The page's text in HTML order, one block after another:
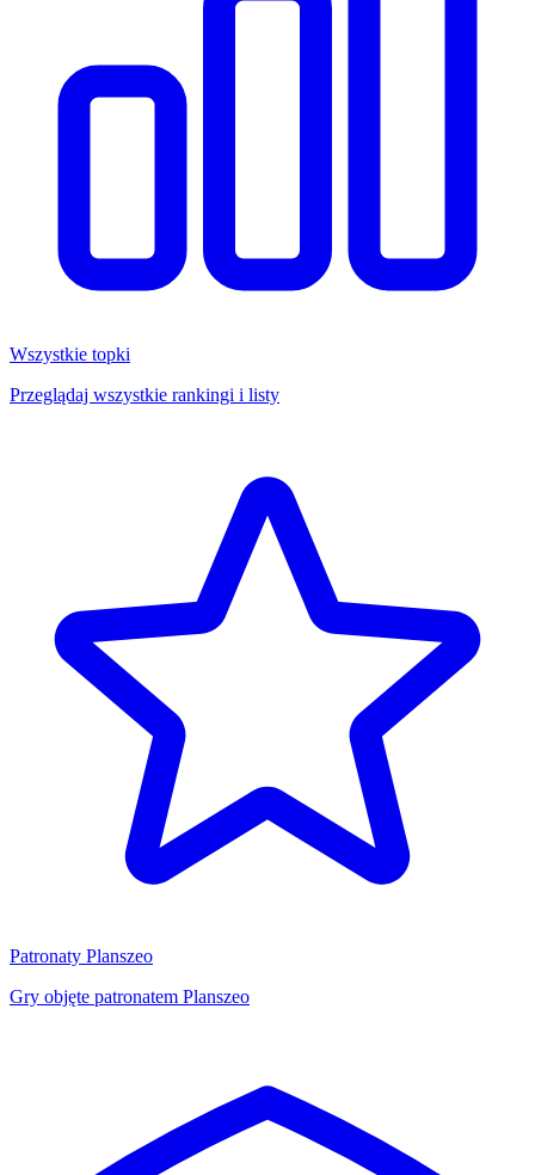
Wszystkie topki
Przeglądaj wszystkie rankingi i listy
Patronaty Planszeo
Gry objęte patronatem Planszeo